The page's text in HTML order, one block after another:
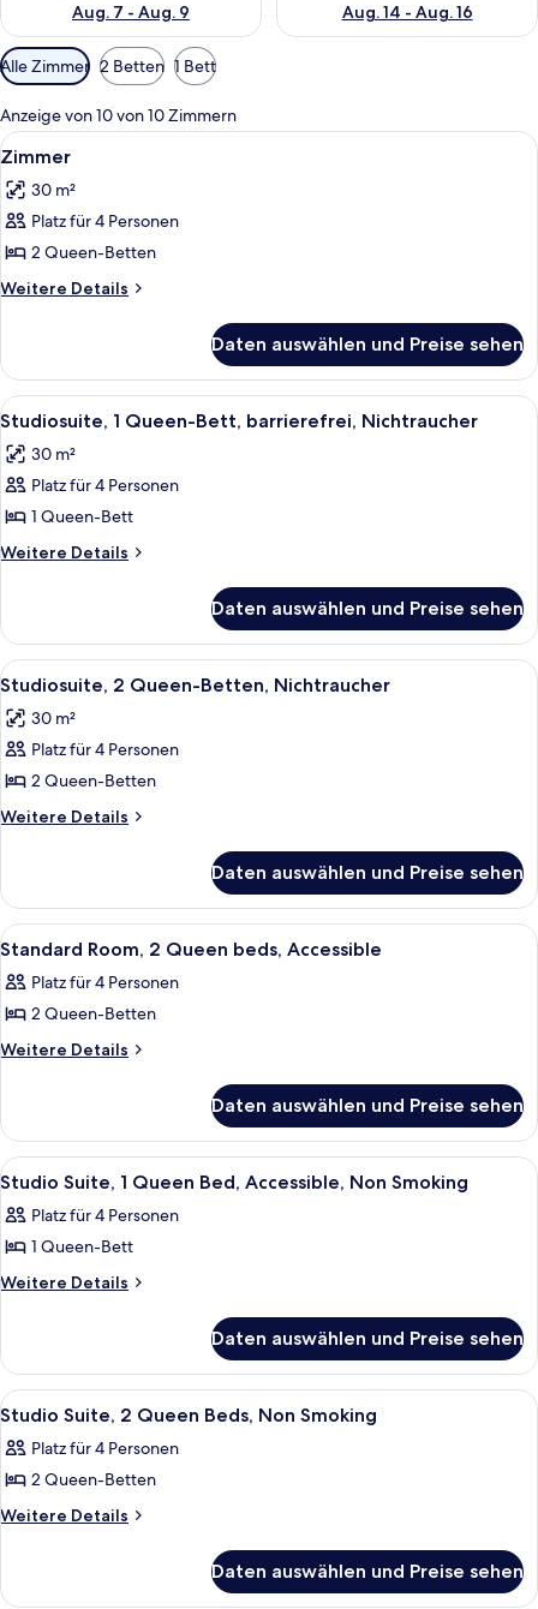
Aug. 7 - Aug. 9
Aug. 14 - Aug. 16
Verfügbare
Filter
für
Zimmer
Alle Zimmer 2 Betten 1 Bett
Anzeige von 10 von 10 Zimmern
Alle
Fotos
für
Zimmer
anzeigen
Ein Hotelzimmer mit zwei Betten,
2
Zimmer
30 m²
Platz für 4 Personen
2 Queen-Betten
Weitere Details
Weitere
Daten auswählen und Preise sehen
Alle
Fotos
für
Studiosuite,
1
Queen-
Nichtraucher
anzeigen
Ein kompaktes Hotelzimmer mit
2
Studiosuite, 1 Queen-Bett, barrierefrei, Nichtraucher
30 m²
Platz für 4 Personen
1 Queen-Bett
Weitere Details
Weitere
1
Queen-
Bett,
Nichtraucher
Daten auswählen und Preise sehen
Alle
Fotos
für
Studiosuite,
2 Queen-
Betten,
Ein Hotelzimmer mit Bett,
2
Studiosuite, 2 Queen-Betten, Nichtraucher
30 m²
Platz für 4 Personen
2 Queen-Betten
Weitere Details
Weitere
2 Queen-
Betten,
Nichtraucher
Daten auswählen und Preise sehen
Alle
Fotos
für
Standard
Room,
beds,
Accessible
anzeigen
Ein Hotelzimmer mit zwei Betten,
2
Standard Room, 2 Queen beds, Accessible
Platz für 4 Personen
2 Queen-Betten
Weitere Details
Weitere
Room,
Queen
Accessible
Daten auswählen und Preise sehen
Alle
Fotos
für
Studio
Suite,
Bed,
Accessible,
Non
Smoking
anzeigen
Ein kompaktes Hotelzimmer mit
2
Studio Suite, 1 Queen Bed, Accessible, Non Smoking
Platz für 4 Personen
1 Queen-Bett
Weitere Details
Weitere
Suite,
Queen
Accessible,
Non
Daten auswählen und Preise sehen
Alle
Fotos
für
Studio
Suite,
Beds,
Ein Hotelzimmer mit einem Bett,
2
Studio Suite, 2 Queen Beds, Non Smoking
Platz für 4 Personen
2 Queen-Betten
Weitere Details
Weitere
Suite,
Daten auswählen und Preise sehen